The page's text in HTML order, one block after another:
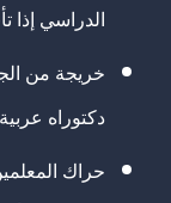
الدراسي إذا
خريجة من
دكتوراه
حراك